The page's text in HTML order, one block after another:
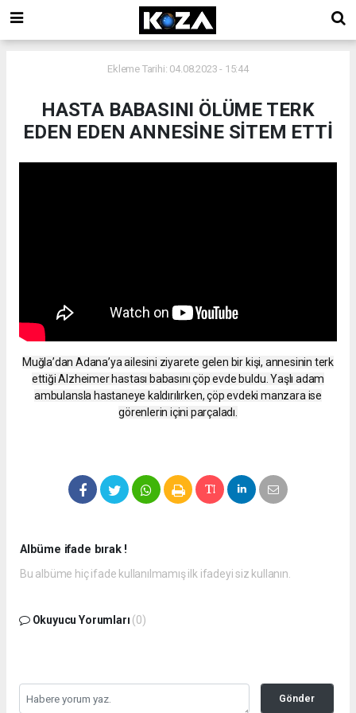
Ekleme Tarihi: 04.08.2023 - 15:44
HASTA BABASINI ÖLÜME TERK
EDEN EDEN ANNESİNE SİTEM ETTİ
Muğla’dan Adana’ya ailesini ziyarete gelen bir kişi, annesinin terk
ettiği Alzheimer hastası babasını çöp evde buldu. Yaşlı adam
ambulansla hastaneye kaldırılırken, çöp evdeki manzara ise
görenlerin içini parçaladı.
Albüme ifade bırak !
Bu albüme hiç ifade kullanılmamış ilk ifadeyi siz kullanın.
Okuyucu Yorumları (0)
Gönder